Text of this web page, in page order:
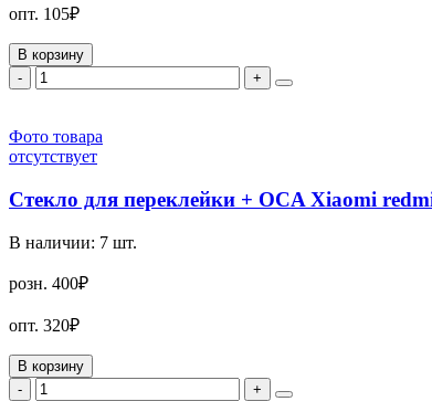
опт. 105₽
В корзину
-
+
Фото товара
отсутствует
Стекло для переклейки + OCA Xiaomi
В наличии: 7 шт.
розн. 400₽
опт. 320₽
В корзину
-
+